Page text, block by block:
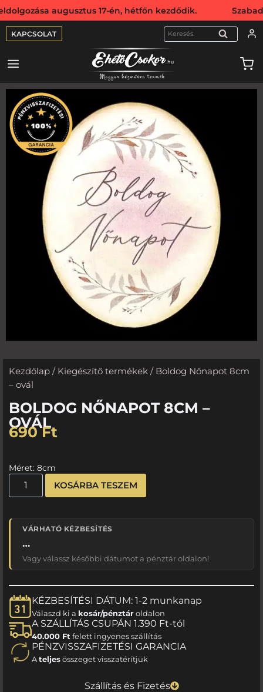
17-én, hétfőn kezdődik. Szabadság
KAPCSOLAT KERESÉS
Kezdőlap / Kiegészítő termékek / Boldog Nőnapot 8cm
– ovál
BOLDOG NŐNAPOT 8CM –
OVÁL
690Ft
Méret: 8cm
KOSÁRBA TESZEM
VÁRHATÓ KÉZBESÍTÉS
…
Vagy válassz későbbi dátumot a pénztár oldalon!
KÉZBESÍTÉSI DÁTUM: 1-2 munkanap
Válaszd ki a kosár/pénztároldalon
A SZÁLLÍTÁS CSUPÁN 1.390 Ft-tól
40.000 Ft felett ingyenes szállítás
PÉNZVISSZAFIZETÉSI GARANCIA
Ateljesösszeget visszatérítjük
Szállítás és Fizetés